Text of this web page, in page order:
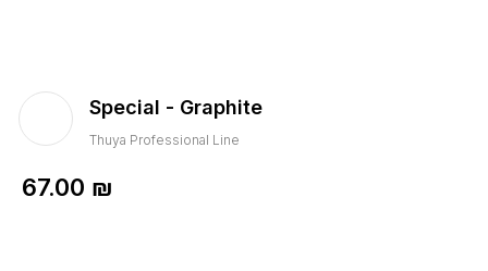
Special - Graphite
Thuya Professional Line
67.00 ₪